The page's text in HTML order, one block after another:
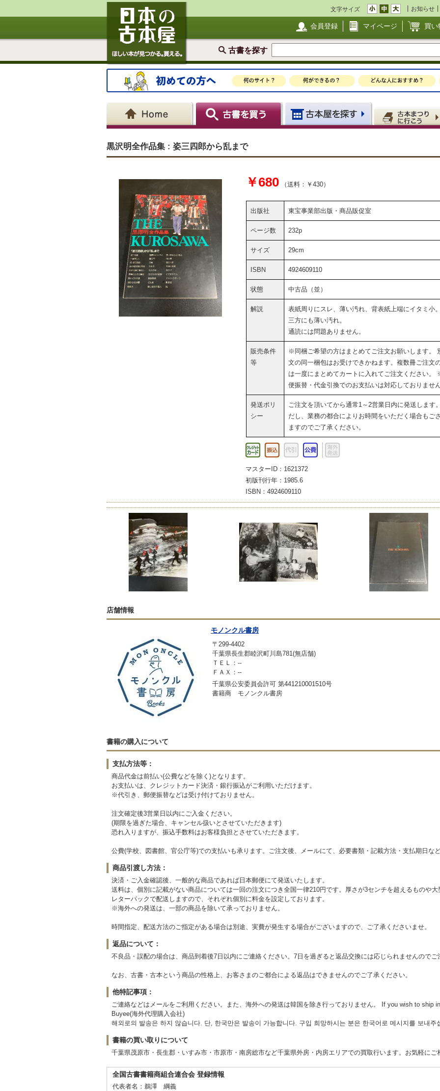
文字サイズ お知らせ
会員登録 マイページ 買い
古書を探す
黒沢明全作品集 : 姿三四郎から乱まで
￥680 （送料：￥430）
出版社 東宝事業部出版・商品販促室
ページ数 232p
サイズ 29cm
ISBN 4924609110
状態 中古品（並）
解説
表紙周りにスレ、薄い汚れ、背表紙上端にイタミ小。
三方にも薄い汚れ。
通読には問題ありません。
販売条件
等
※同梱ご希望の方はまとめてご注文お願いします。
文の同一梱包はお受けできかねます。複数冊ご注文
は一度にまとめてカートに入れてご注文ください。
便振替・代金引換でのお支払いは対応しておりません
発送ポリ
シー
ご注文を頂いてから通常1～2営業日内に発送します
だし、業務の都合によりお時間をいただく場合もご
ますのでご了承ください。
マスターID：1621372
初版刊行年：1985.6
ISBN：4924609110
店舗情報
モノンクル書房
〒299-4402
千葉県長生郡睦沢町川島781(無店舗)
ＴＥＬ：--
ＦＡＸ：--
千葉県公安委員会許可 第441210001510号
書籍商 モノンクル書房
書籍の購入について
支払方法等：
商品代金は前払い(公費などを除く)となります。
お支払いは、クレジットカード決済・銀行振込がご利用いただけます。
※代引き、郵便振替などは受け付けておりません。
注文確定後3営業日以内にご入金ください。
(期限を過ぎた場合、キャンセル扱いとさせていただきます)
恐れ入りますが、振込手数料はお客様負担とさせていただきます。
公費(学校、図書館、官公庁等)での支払いも承ります。ご注文後、メールにて、必要書類・記載方法・支払期日な
商品引渡し方法：
決済・ご入金確認後、一般的な商品であれば日本郵便にて発送いたします。
送料は、個別に記載がない商品については一回の注文につき全国一律210円です。厚さが3センチを超えるものや大
レターパックで配送しますので、それぞれ個別に料金を設定しております。
※海外への発送は、一部の商品を除いて承っておりません。
時間指定、配送方法のご指定がある場合は別途、実費が発生する場合がございますので、ご了承くださいませ。
返品について：
不良品・誤配の場合は、商品到着後7日以内にご連絡ください。7日を過ぎると返品交換には応じられませんのでご
なお、古書・古本という商品の性格上、お客さまのご都合による返品はできませんのでご了承ください。
他特記事項：
ご連絡などはメールをご利用ください。また、海外への発送は韓国を除き行っておりません。 If you wish to ship
Buyee(海外代理購入会社)
해외로의 발송은 하지 않습니다. 단, 한국만은 발송이 가능합니다. 구입 희망하시는 분은 한국어로 메시지를 보내주
書籍の買い取りについて
千葉県茂原市・長生郡・いすみ市・市原市・南房総市など千葉県外房・内房エリアでの買取行います。お気軽にご
全国古書書籍商組合連合会 登録情報
代表者名：鵜澤 綱義